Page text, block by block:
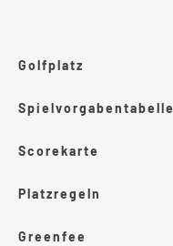
Golfplatz
Spielvorgabentabelle
Scorekarte
Platzregeln
Greenfee